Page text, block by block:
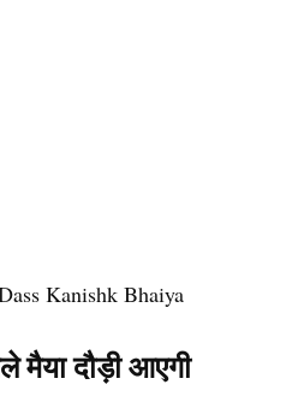
Kanishk Bhaiya
मैया दौड़ी आएगी